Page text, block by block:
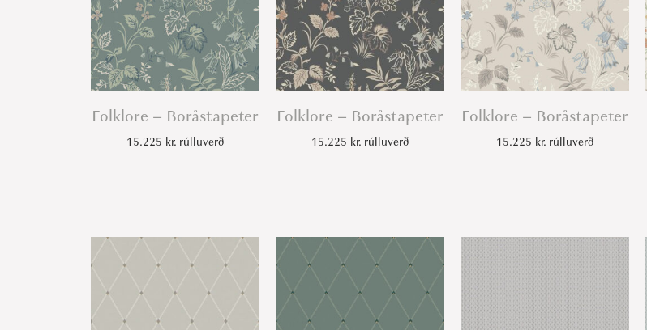
Folklore – Boråstapeter
15.225 kr. rúlluverð
Folklore – Boråstapeter
15.225 kr. rúlluverð
Folklore – Boråstapeter
15.225 kr. rúlluverð